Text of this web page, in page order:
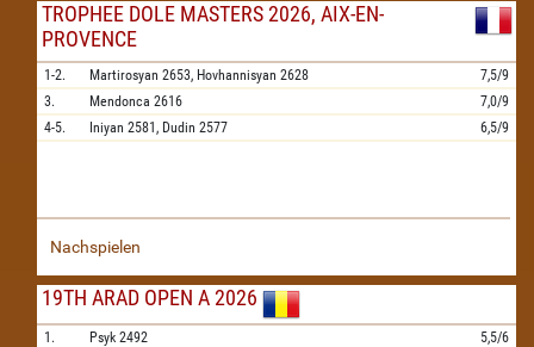
TROPHEE DOLE MASTERS 2026, AIX-EN-
PROVENCE
1-2. Martirosyan 2653, Hovhannisyan 2628
7,5/9
3.
Mendonca 2616
7,0/9
4-5.
Iniyan 2581, Dudin 2577 6,5/9
Nachspielen
19TH ARAD OPEN A 2026
1. Psyk 2492
5,5/6